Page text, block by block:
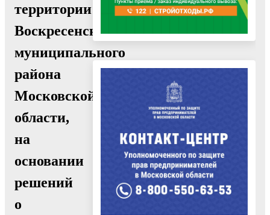
территории
Воскресенского
муниципального
района
Московской
области,
на
основании
решений
о